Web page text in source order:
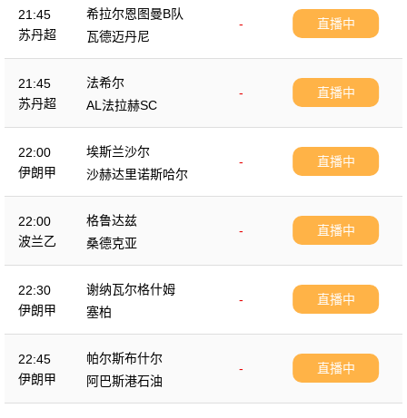
21:45
苏丹超
希拉尔恩图曼B队
-
瓦德迈丹尼
直播中
21:45
苏丹超
法希尔
-
AL法拉赫SC
直播中
22:00
伊朗甲
埃斯兰沙尔
-
沙赫达里诺斯哈尔
直播中
22:00
波兰乙
格鲁达兹
-
桑德克亚
直播中
22:30
伊朗甲
谢纳瓦尔格什姆
-
塞柏
直播中
22:45
伊朗甲
帕尔斯布什尔
-
阿巴斯港石油
直播中